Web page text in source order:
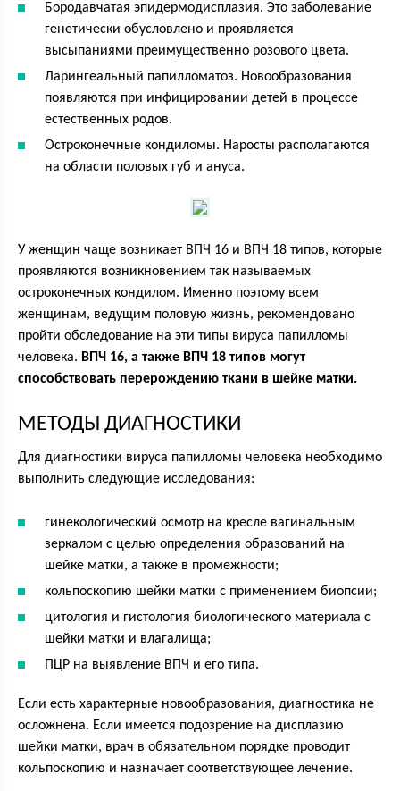
Бородавчатая эпидермодисплазия. Это заболевание
генетически обусловлено и проявляется
высыпаниями преимущественно розового цвета.
Ларингеальный папилломатоз. Новообразования
появляются при инфицировании детей в процессе
естественных родов.
Остроконечные кондиломы. Наросты располагаются
на области половых губ и ануса.
У женщин чаще возникает ВПЧ 16 и ВПЧ 18 типов, которые
проявляются возникновением так называемых
остроконечных кондилом. Именно поэтому всем
женщинам, ведущим половую жизнь, рекомендовано
пройти обследование на эти типы вируса папилломы
человека. ВПЧ 16, а также ВПЧ 18 типов могут
способствовать перерождению ткани в шейке матки.
МЕТОДЫ ДИАГНОСТИКИ
Для диагностики вируса папилломы человека необходимо
выполнить следующие исследования:
гинекологический осмотр на кресле вагинальным
зеркалом с целью определения образований на
шейке матки, а также в промежности;
кольпоскопию шейки матки с применением биопсии;
цитология и гистология биологического материала с
шейки матки и влагалища;
ПЦР на выявление ВПЧ и его типа.
Если есть характерные новообразования, диагностика не
осложнена. Если имеется подозрение на дисплазию
шейки матки, врач в обязательном порядке проводит
кольпоскопию и назначает соответствующее лечение.